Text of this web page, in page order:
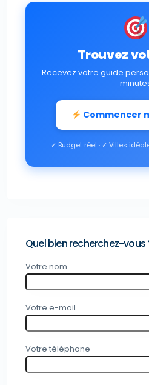
Trouvez
Recevez votre guide
Commencer
✓ Budget réel · ✓ Villes
Quel bien recherchez-vous
Votre nom
Votre e-mail
Votre téléphone